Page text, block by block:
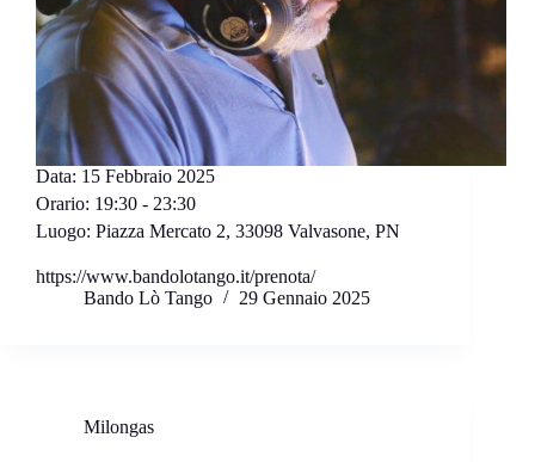
Data: 15 Febbraio 2025
Orario: 19:30 - 23:30
Luogo: Piazza Mercato 2, 33098 Valvasone, PN
https://www.bandolotango.it/prenota/
Bando Lò Tango
29 Gennaio 2025
Milongas